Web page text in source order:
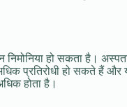
हो सकता है।
प्रतिरोधी हो सकते हैं और
होता है।